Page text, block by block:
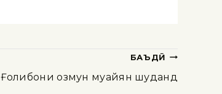
БАЪДӢ
Ғолибони озмун муайян шуданд